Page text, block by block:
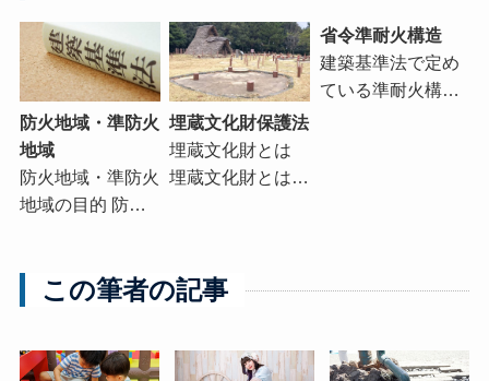
防火地域・準防火
地域
防火地域・準防火
地域の目的 防…
埋蔵文化財保護法
埋蔵文化財とは
埋蔵文化財とは…
省令準耐火構造
建築基準法で定め
ている準耐火構…
この筆者の記事